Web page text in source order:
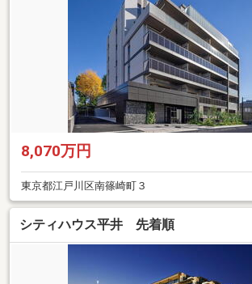
8,070万円
東京都江戸川区南篠崎町３
シティハウス平井 先着順